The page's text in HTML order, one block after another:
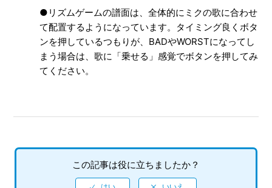
【PS3/初音ミク -Project DIVA- F 2nd】同じ楽曲でもPS3版
とPS Vita版とでは、モーションやアングルに違いはあるの
【PS3/初音ミク -Project DIVA- F 2nd】トロフィー機能には
【PS3/初音ミク -Project DIVA- F 2nd】エディットデータ
●リズムゲームの譜面は、全体的にミクの歌に合わせ
て配置するようになっています。タイミング良くボタ
ンを押しているつもりが、BADやWORSTになってし
まう場合は、歌に「乗せる」感覚でボタンを押してみ
てください。
この記事は役に立ちましたか？